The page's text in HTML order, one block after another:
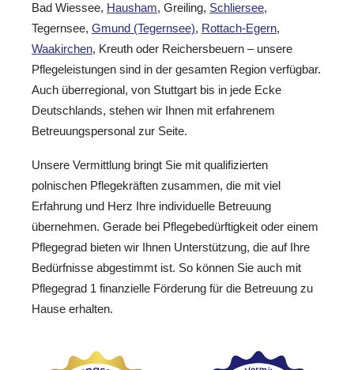
Bad Wiessee, Hausham, Greiling, Schliersee,
Tegernsee, Gmund (Tegernsee), Rottach-Egern,
Waakirchen, Kreuth oder Reichersbeuern – unsere
Pflegeleistungen sind in der gesamten Region verfügbar.
Auch überregional, von Stuttgart bis in jede Ecke
Deutschlands, stehen wir Ihnen mit erfahrenem
Betreuungspersonal zur Seite.
Unsere Vermittlung bringt Sie mit qualifizierten
polnischen Pflegekräften zusammen, die mit viel
Erfahrung und Herz Ihre individuelle Betreuung
übernehmen. Gerade bei Pflegebedürftigkeit oder einem
Pflegegrad bieten wir Ihnen Unterstützung, die auf Ihre
Bedürfnisse abgestimmt ist. So können Sie auch mit
Pflegegrad 1 finanzielle Förderung für die Betreuung zu
Hause erhalten.